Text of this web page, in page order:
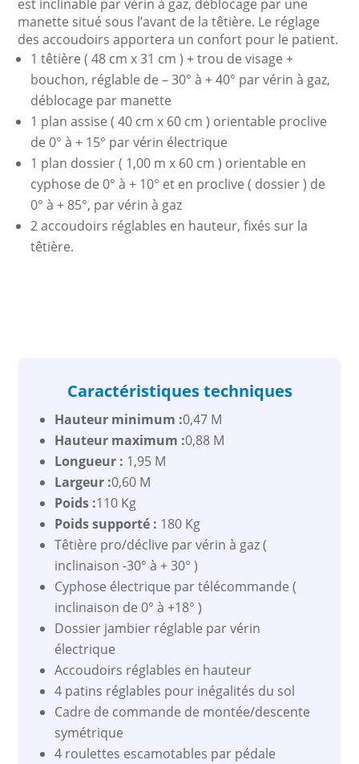
est inclinable par vérin à gaz, déblocage par une
manette situé sous l’avant de la têtière. Le réglage
des accoudoirs apportera un confort pour le patient.
1 têtière ( 48 cm x 31 cm ) + trou de visage +
bouchon, réglable de – 30° à + 40° par vérin à gaz,
déblocage par manette
1 plan assise ( 40 cm x 60 cm ) orientable proclive
de 0° à + 15° par vérin électrique
1 plan dossier ( 1,00 m x 60 cm ) orientable en
cyphose de 0° à + 10° et en proclive ( dossier ) de
0° à + 85°, par vérin à gaz
2 accoudoirs réglables en hauteur, fixés sur la
têtière.
Caractéristiques techniques
Hauteur minimum :0,47 M
Hauteur maximum :0,88 M
Longueur : 1,95 M
Largeur :0,60 M
Poids :110 Kg
Poids supporté : 180 Kg
Têtière pro/déclive par vérin à gaz (
inclinaison -30° à + 30° )
Cyphose électrique par télécommande (
inclinaison de 0° à +18° )
Dossier jambier réglable par vérin
électrique
Accoudoirs réglables en hauteur
4 patins réglables pour inégalités du sol
Cadre de commande de montée/descente
symétrique
4 roulettes escamotables par pédale